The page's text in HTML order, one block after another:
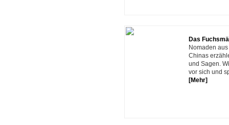
Das
Nomaden
Chinas
und Sagen.
vor sich und
[Mehr]